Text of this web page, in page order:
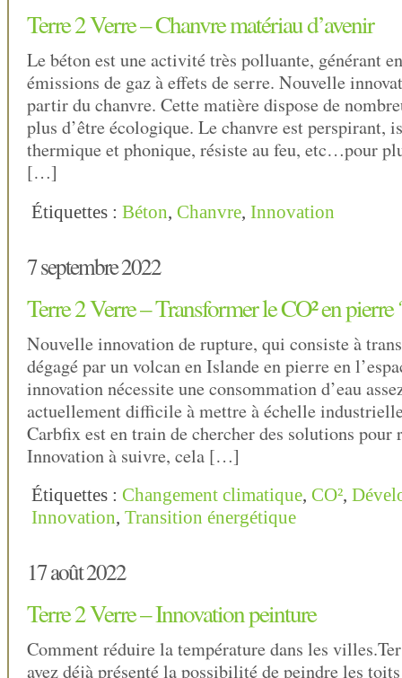
Terre 2 Verre – Chanvre matériau d’avenir
Le béton est une activité très polluante, générant
émissions de gaz à effets de serre. Nouvelle
partir du chanvre. Cette matière dispose de
plus d’être écologique. Le chanvre est perspirant,
thermique et phonique, résiste au feu, etc…pour
[…]
Étiquettes : Béton, Chanvre, Innovation
7 septembre 2022
Terre 2 Verre – Transformer le CO² en pierre
Nouvelle innovation de rupture, qui consiste à
dégagé par un volcan en Islande en pierre en
innovation nécessite une consommation d’eau
actuellement difficile à mettre à échelle
Carbfix est en train de chercher des solutions pour
Innovation à suivre, cela […]
Étiquettes : Changement climatique, CO²,
Innovation, Transition énergétique
17 août 2022
Terre 2 Verre – Innovation peinture
Comment réduire la température dans les
avez déjà présenté la possibilité de peindre les